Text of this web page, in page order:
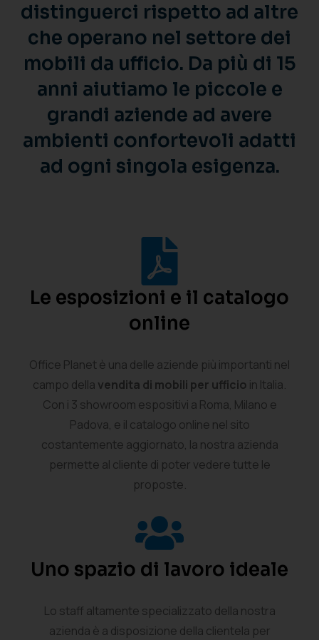
distinguerci rispetto ad altre
che operano nel settore dei
mobili da ufficio. Da più di 15
anni aiutiamo le piccole e
grandi aziende ad avere
ambienti confortevoli adatti
ad ogni singola esigenza.
Le esposizioni e il catalogo
online
Office Planet è una delle aziende più importanti nel
campo della vendita di mobili per ufficio in Italia.
Con i 3 showroom espositivi a Roma, Milano e
Padova, e il catalogo online nel sito
costantemente aggiornato, la nostra azienda
permette al cliente di poter vedere tutte le
proposte.
Uno spazio di lavoro ideale
Lo staff altamente specializzato della nostra
azienda è a disposizione della clientela per